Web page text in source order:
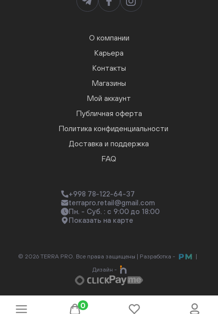
0
О компании
Карьера
Контакты
Магазины
Мой аккаунт
Публичная оферта
Политика конфиденциальности
Доставка и поддержка
FAQ
+998 78-122-64-37
terrapro.retail@gmail.com
Пн. - Суб. : с 9:00 до 18:00
Показать на карте
© 2026 TERRA PRO. Все права защищены | Разработка -
Дизайн -